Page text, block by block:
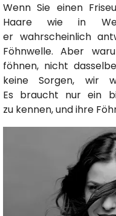
Wenn Sie einen
Haare wie in
er wahrscheinlich
Föhnwelle. Aber
föhnen, nicht
keine Sorgen, wir
Es braucht nur ein
zu kennen, und ihre